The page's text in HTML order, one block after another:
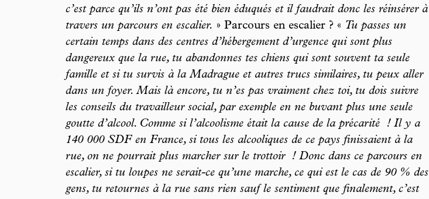
c’est parce qu’ils n’ont pas été bien éduqués et il faudrait donc les réinsérer à
travers un parcours en escalier. » Parcours en escalier ? « Tu passes un
certain temps dans des centres d’hébergement d’urgence qui sont plus
dangereux que la rue, tu abandonnes tes chiens qui sont souvent ta seule
famille et si tu survis à la Madrague et autres trucs similaires, tu peux aller
dans un foyer. Mais là encore, tu n’es pas vraiment chez toi, tu dois suivre
les conseils du travailleur social, par exemple en ne buvant plus une seule
goutte d’alcool. Comme si l’alcoolisme était la cause de la précarité ! Il y a
140 000 SDF en France, si tous les alcooliques de ce pays finissaient à la
rue, on ne pourrait plus marcher sur le trottoir ! Donc dans ce parcours en
escalier, si tu loupes ne serait-ce qu’une marche, ce qui est le cas de 90 % des
gens, tu retournes à la rue sans rien sauf le sentiment que finalement, c’est